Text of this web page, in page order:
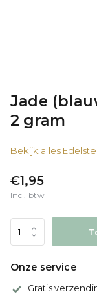
Jade
2 gram
Bekijk alles
€1,95
Incl. btw
Onze service
Gratis